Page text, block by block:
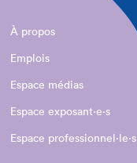
À propos
Emplois
Espace médias
Espace exposant·e⋅s
Espace professionnel·le⋅s